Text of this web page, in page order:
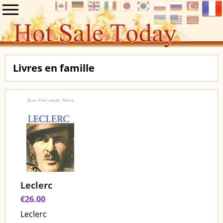
Livres en famille
Leclerc
€26.00
Leclerc